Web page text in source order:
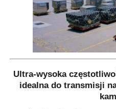
Ultra-wysoka
idealna do transmisji